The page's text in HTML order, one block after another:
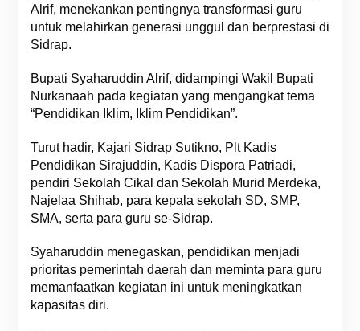
Alrif, menekankan pentingnya transformasi guru
untuk melahirkan generasi unggul dan berprestasi di
Sidrap.
Bupati Syaharuddin Alrif, didampingi Wakil Bupati
Nurkanaah pada kegiatan yang mengangkat tema
“Pendidikan Iklim, Iklim Pendidikan”.
Turut hadir, Kajari Sidrap Sutikno, Plt Kadis
Pendidikan Sirajuddin, Kadis Dispora Patriadi,
pendiri Sekolah Cikal dan Sekolah Murid Merdeka,
Najelaa Shihab, para kepala sekolah SD, SMP,
SMA, serta para guru se-Sidrap.
Syaharuddin menegaskan, pendidikan menjadi
prioritas pemerintah daerah dan meminta para guru
memanfaatkan kegiatan ini untuk meningkatkan
kapasitas diri.